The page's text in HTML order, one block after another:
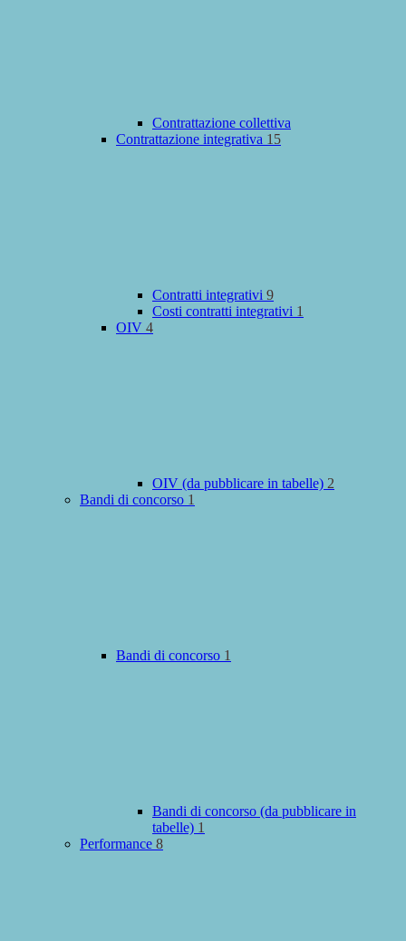
Contrattazione collettiva
Contrattazione integrativa 15
Contratti integrativi 9
Costi contratti integrativi 1
OIV 4
OIV (da pubblicare in tabelle) 2
Bandi di concorso 1
Bandi di concorso 1
Bandi di concorso (da pubblicare in
tabelle) 1
Performance 8